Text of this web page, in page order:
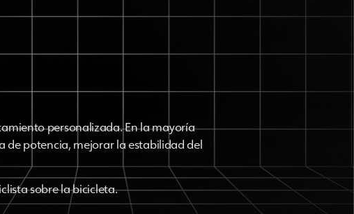
personalizada. En la mayoría
de potencia, mejorar la estabilidad del
sobre la bicicleta.